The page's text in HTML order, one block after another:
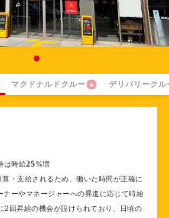
マクドナルドクルー デリバリークル
は時給25%増
・支給されるため、働いた時間が正確に
ナーやマネージャーへの昇進に応じて時給
2回昇給の機会が設けられており、日頃の